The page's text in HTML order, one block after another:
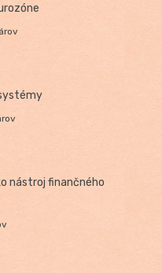
nástroj finančného